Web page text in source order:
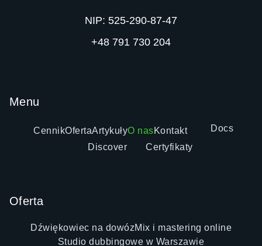
NIP: 525-290-87-47
+48 791 730 204
Menu
CennikOfertaArtykułyO nasKontakt
Docs
Discover
Certyfikaty
Oferta
Dźwiękowiec na dowózMix i mastering online
Studio dubbingowe w Warszawie